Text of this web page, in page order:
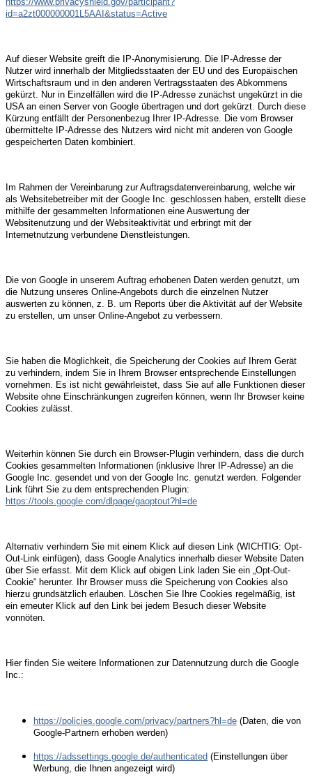
id=a2zt000000001L5AAI&status=Active
Auf dieser Website greift die IP-Anonymisierung. Die IP-Adresse der
Nutzer wird innerhalb der Mitgliedsstaaten der EU und des Europäischen
Wirtschaftsraum und in den anderen Vertragsstaaten des Abkommens
gekürzt. Nur in Einzelfällen wird die IP-Adresse zunächst ungekürzt in die
USA an einen Server von Google übertragen und dort gekürzt. Durch diese
Kürzung entfällt der Personenbezug Ihrer IP-Adresse. Die vom Browser
übermittelte IP-Adresse des Nutzers wird nicht mit anderen von Google
gespeicherten Daten kombiniert.
Im Rahmen der Vereinbarung zur Auftragsdatenvereinbarung, welche wir
als Websitebetreiber mit der Google Inc. geschlossen haben, erstellt diese
mithilfe der gesammelten Informationen eine Auswertung der
Websitenutzung und der Websiteaktivität und erbringt mit der
Internetnutzung verbundene Dienstleistungen.
Die von Google in unserem Auftrag erhobenen Daten werden genutzt, um
die Nutzung unseres Online-Angebots durch die einzelnen Nutzer
auswerten zu können, z. B. um Reports über die Aktivität auf der Website
zu erstellen, um unser Online-Angebot zu verbessern.
Sie haben die Möglichkeit, die Speicherung der Cookies auf Ihrem Gerät
zu verhindern, indem Sie in Ihrem Browser entsprechende Einstellungen
vornehmen. Es ist nicht gewährleistet, dass Sie auf alle Funktionen dieser
Website ohne Einschränkungen zugreifen können, wenn Ihr Browser keine
Cookies zulässt.
Weiterhin können Sie durch ein Browser-Plugin verhindern, dass die durch
Cookies gesammelten Informationen (inklusive Ihrer IP-Adresse) an die
Google Inc. gesendet und von der Google Inc. genutzt werden. Folgender
Link führt Sie zu dem entsprechenden Plugin:
https://tools.google.com/dlpage/gaoptout?hl=de
Alternativ verhindern Sie mit einem Klick auf diesen Link (WICHTIG: Opt-
Out-Link einfügen), dass Google Analytics innerhalb dieser Website Daten
über Sie erfasst. Mit dem Klick auf obigen Link laden Sie ein „Opt-Out-
Cookie“ herunter. Ihr Browser muss die Speicherung von Cookies also
hierzu grundsätzlich erlauben. Löschen Sie Ihre Cookies regelmäßig, ist
ein erneuter Klick auf den Link bei jedem Besuch dieser Website
vonnöten.
Hier finden Sie weitere Informationen zur Datennutzung durch die Google
Inc.:
https://policies.google.com/privacy/partners?hl=de (Daten, die von
Google-Partnern erhoben werden)
https://adssettings.google.de/authenticated (Einstellungen über
Werbung, die Ihnen angezeigt wird)